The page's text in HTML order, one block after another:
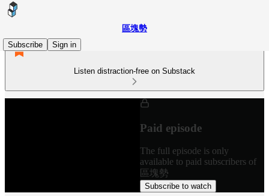
區塊勢
Subscribe
Sign in
Listen distraction-free on Substack
Paid episode
The full episode is only
available to paid subscribers of
區塊勢
Subscribe to watch